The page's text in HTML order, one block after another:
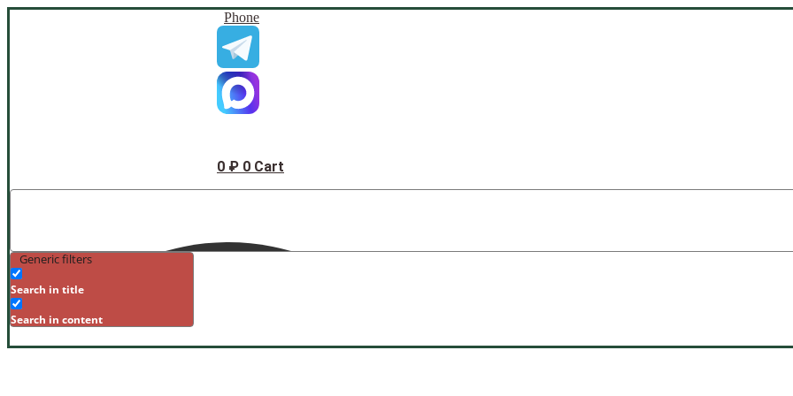
Phone
0 ₽ 0 Cart
Generic filters
Search in title
Search in content